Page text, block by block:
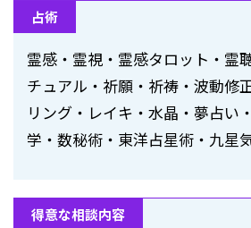
占術
霊感・霊視・霊感タロット・霊
チュアル・祈願・祈祷・波動修
リング・レイキ・水晶・夢占い
学・数秘術・東洋占星術・九星
得意な相談内容